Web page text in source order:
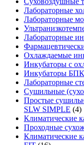
Лабораторные
Лабораторные
Лабораторные
Охлаждаемые
Инкубаторы с
Инкубаторы БПК
Лабораторные
Сушильные
Простые
SLW SIMPLE (4)
Климатические
Проходные
Климатические